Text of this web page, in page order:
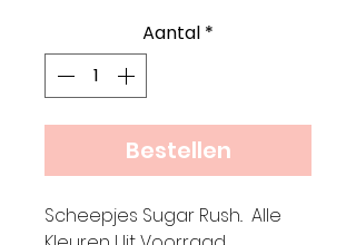
Aantal *
Bestellen
Scheepjes Sugar Rush.. Alle